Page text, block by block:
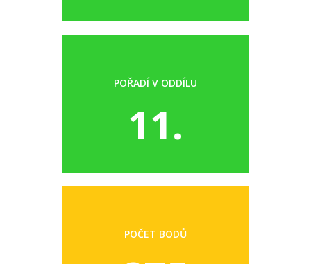
POŘADÍ V ODDÍLU
11.
POČET BODŮ